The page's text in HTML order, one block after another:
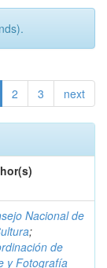
2 3 next
Nacional de
;
de
y Fotografía